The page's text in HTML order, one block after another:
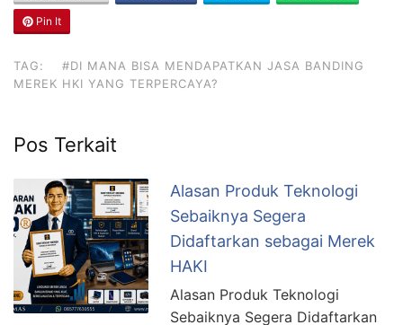
Pin It
TAG:
#DI MANA BISA MENDAPATKAN JASA BANDING
MEREK HKI YANG TERPERCAYA?
Pos Terkait
Alasan Produk Teknologi
Sebaiknya Segera
Didaftarkan sebagai Merek
HAKI
Alasan Produk Teknologi
Sebaiknya Segera Didaftarkan